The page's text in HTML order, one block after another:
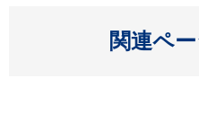
関連ペ